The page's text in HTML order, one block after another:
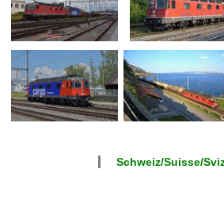
Schweiz/Suisse/